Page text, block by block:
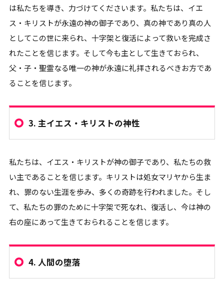
は私たちを導き、力づけてくださいます。私たちは、イエ
ス・キリストが永遠の神の御子であり、真の神であり真の人
としてこの世に来られ、十字架と復活によって救いを完成さ
れたことを信じます。そして今も主として生きておられ、
父・子・聖霊なる唯一の神が永遠に礼拝されるべきお方であ
ることを信じます。
3. 主イエス・キリストの神性
私たちは、イエス・キリストが神の御子であり、私たちの救
い主であることを信じます。キリストは処女マリヤから生ま
れ、罪のない生涯を歩み、多くの奇跡を行われました。そし
て、私たちの罪のために十字架で死なれ、復活し、今は神の
右の座にあって生きておられることを信じます。
4. 人間の堕落